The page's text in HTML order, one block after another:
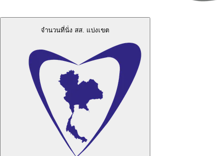
จำนวนที่นั่ง สส. แบ่งเขต